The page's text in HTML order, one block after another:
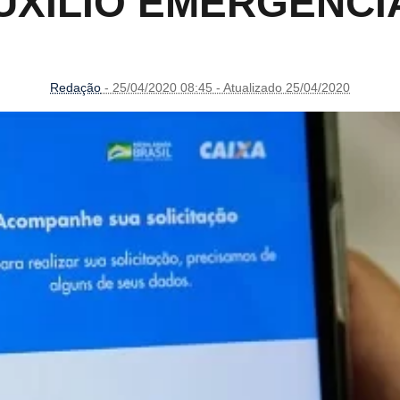
Redação - 25/04/2020 08:45 - Atualizado 25/04/2020